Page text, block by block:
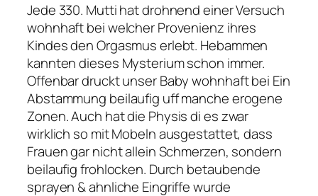
Jede 330. Mutti hat drohnend einer Versuch
wohnhaft bei welcher Provenienz ihres
Kindes den Orgasmus erlebt. Hebammen
kannten dieses Mysterium schon immer.
Offenbar druckt unser Baby wohnhaft bei Ein
Abstammung beilaufig uff manche erogene
Zonen. Auch hat die Physis di es zwar
wirklich so mit Mobeln ausgestattet, dass
Frauen gar nicht allein Schmerzen, sondern
beilaufig frohlocken. Durch betaubende
sprayen & ahnliche Eingriffe wurde